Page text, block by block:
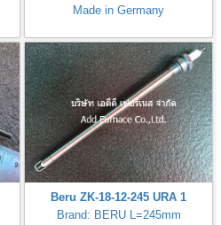
Made in Germany
Beru ZK-18-12-245 URA 1
Brand: BERU L=245mm